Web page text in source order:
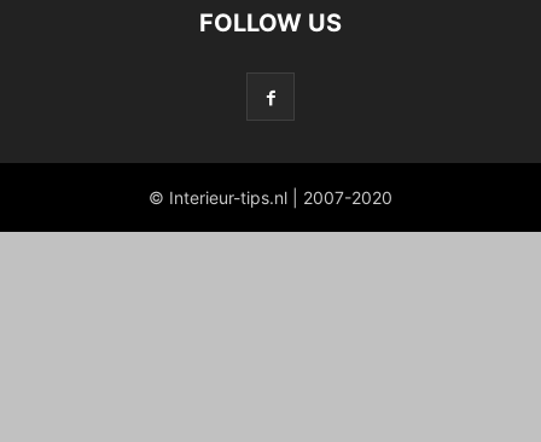
FOLLOW US
© Interieur-tips.nl | 2007-2020